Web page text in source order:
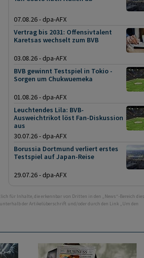
07.08.26 - dpa-AFX
Vertrag bis 2031: Offensivtalent
Karetsas wechselt zum BVB
03.08.26 - dpa-AFX
BVB gewinnt Testspiel in Tokio -
Sorgen um Chukwuemeka
01.08.26 - dpa-AFX
Leuchtendes Lila: BVB-
Ausweichtrikot löst Fan-Diskussion
aus
30.07.26 - dpa-AFX
Borussia Dortmund verliert erstes
Testspiel auf Japan-Reise
29.07.26 - dpa-AFX
für Inhalte, die erkennbar von Dritten in den „News“-Bereich
der Artikelüberschrift und/oder durch den Link „Um den